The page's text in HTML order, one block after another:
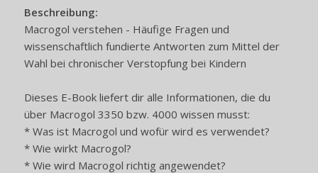
Beschreibung:
Macrogol verstehen - Häufige Fragen und
wissenschaftlich fundierte Antworten zum Mittel der
Wahl bei chronischer Verstopfung bei Kindern
Dieses E-Book liefert dir alle Informationen, die du
über Macrogol 3350 bzw. 4000 wissen musst:
* Was ist Macrogol und wofür wird es verwendet?
* Wie wirkt Macrogol?
* Wie wird Macrogol richtig angewendet?